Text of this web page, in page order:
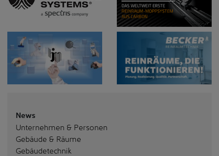
News
Unternehmen & Personen
Gebäude & Räume
Gebäudetechnik